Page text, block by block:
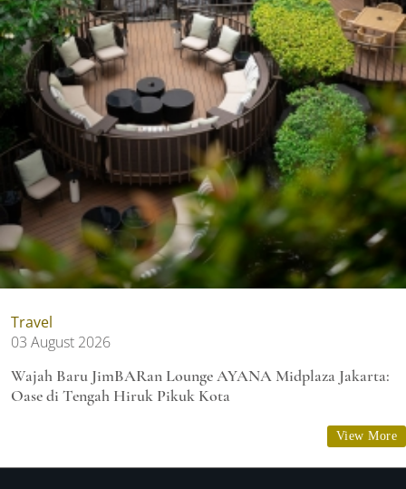
Travel
03 August 2026
Wajah Baru JimBARan Lounge AYANA Midplaza Jakarta:
Oase di Tengah Hiruk Pikuk Kota
View More